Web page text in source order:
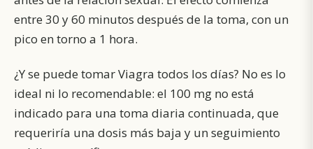
entre 30 y 60 minutos después de la toma, con un
pico en torno a 1 hora.
¿Y se puede tomar Viagra todos los días? No es lo
ideal ni lo recomendable: el 100 mg no está
indicado para una toma diaria continuada, que
requeriría una dosis más baja y un seguimiento